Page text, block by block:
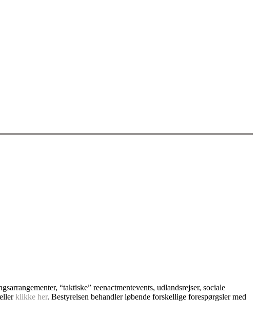
“taktiske” reenactmentevents, udlandsrejser, sociale
klikke her. Bestyrelsen behandler løbende forskellige forespørgsler med